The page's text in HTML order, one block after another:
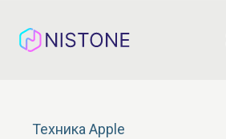
Техника Apple